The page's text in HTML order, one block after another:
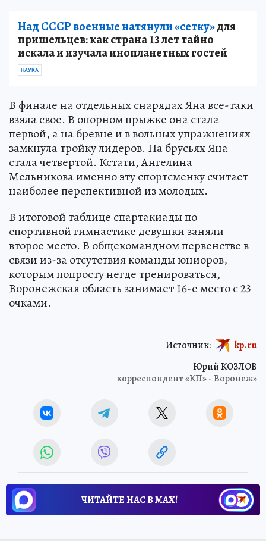
Над СССР военные натянули «сетку»для
пришельцев: как страна 13 лет тайно
искала и изучала инопланетных гостей
НАУКА
В финале на отдельных снарядах Яна все-таки
взяла свое. В опорном прыжке она стала
первой, а на бревне и в вольных упражнениях
замкнула тройку лидеров. На брусьях Яна
стала четвертой. Кстати, Ангелина
Мельникова именно эту спортсменку считает
наиболее перспективной из молодых.
В итоговой таблице спартакиады по
спортивной гимнастике девушки заняли
второе место. В общекомандном первенстве в
связи из-за отсутствия команды юниоров,
которым попросту негде тренироваться,
Воронежская область занимает 16-е место с 23
очками.
Юрий КОЗЛОВ
корреспондент «КП» - Воронеж»
Источник: kp.ru
ЧИТАЙТЕ НАС В МАХ!